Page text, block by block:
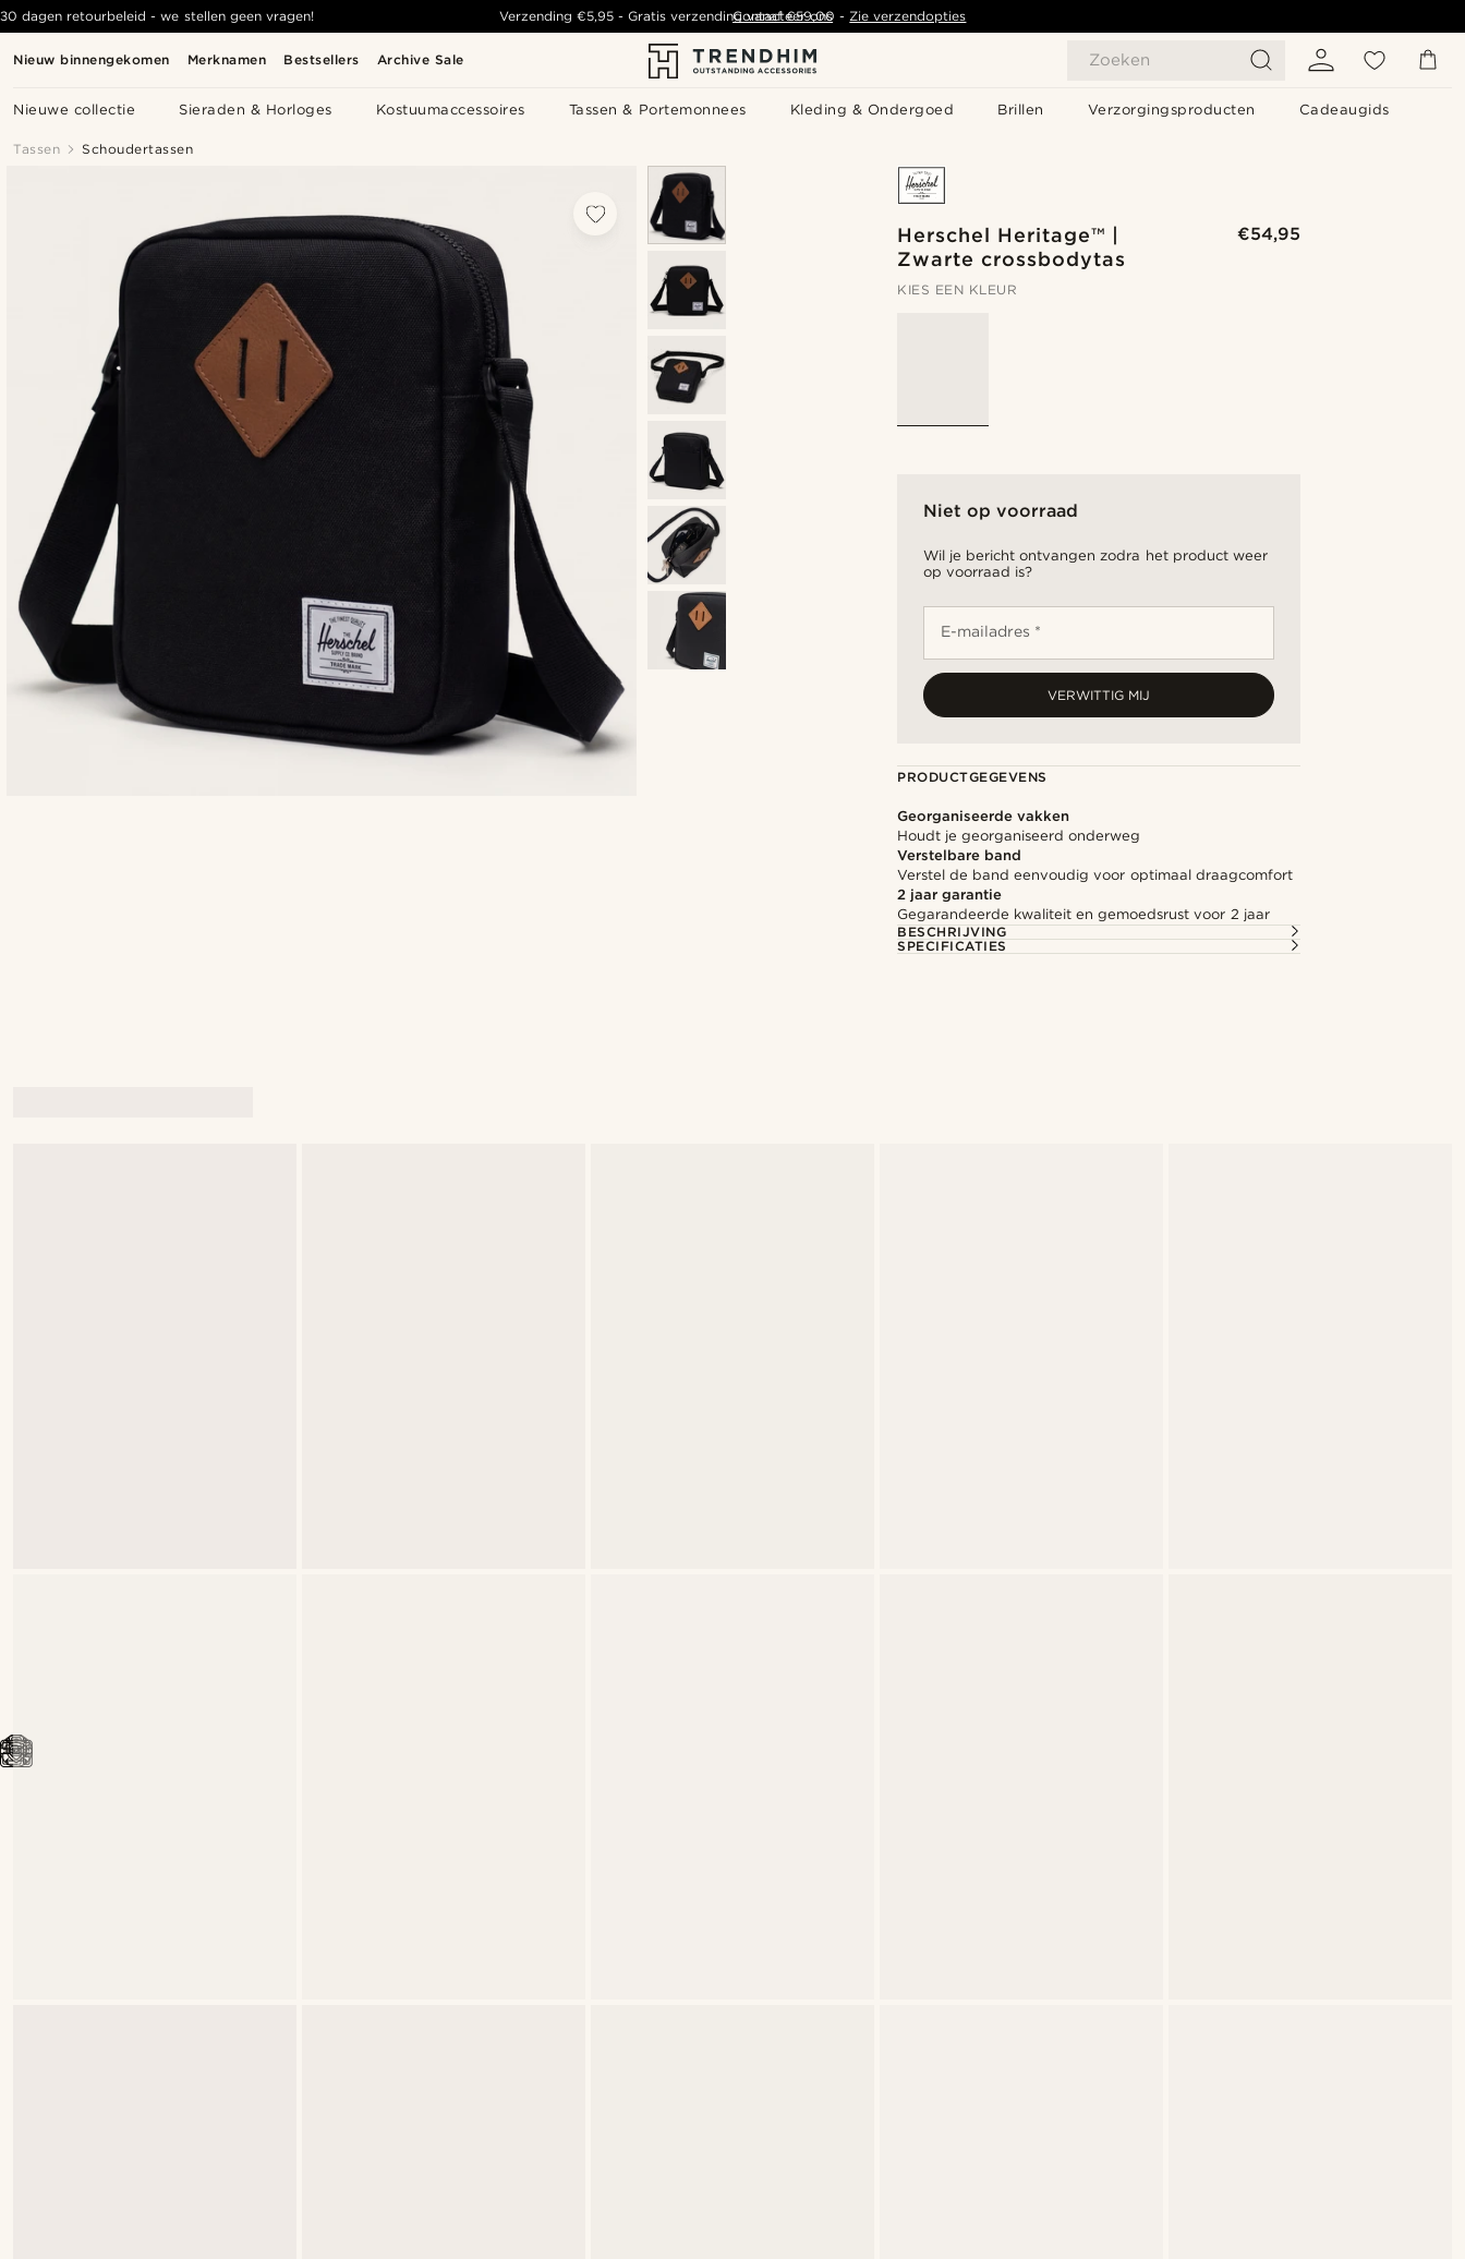
Nieuw binnengekomen Merknamen Bestsellers Archive Sale Zoeken
Nieuwe collectie Sieraden & Horloges Kostuumaccessoires Tassen & Portemonnees Kleding & Ondergoed Brillen Verzorgingsproducten Cadeaugids
30 dagen retourbeleid - we stellen geen vragen! Verzending €5,95- Gratis verzending vanaf€59,00 -Zie verzendopties
Contacteer ons
Tassen Schoudertassen
Herschel Heritage™ |
Zwarte crossbodytas
€54,95
KIES EEN KLEUR
Niet op voorraad
Wil je bericht ontvangen zodra het product weer
op voorraad is?
E-mailadres *
VERWITTIG MIJ
PRODUCTGEGEVENS
Georganiseerde vakken
Houdt je georganiseerd onderweg
Verstelbare band
Verstel de band eenvoudig voor optimaal draagcomfort
2 jaar garantie
Gegarandeerde kwaliteit en gemoedsrust voor 2 jaar
BESCHRIJVING
SPECIFICATIES